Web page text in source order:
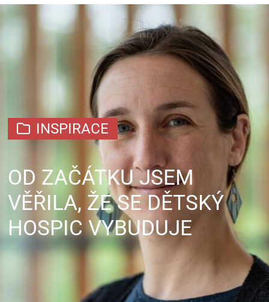
INSPIRACE
OD ZAČÁTKU JSEM
VĚŘILA, ŽE SE DĚTSKÝ
HOSPIC VYBUDUJE